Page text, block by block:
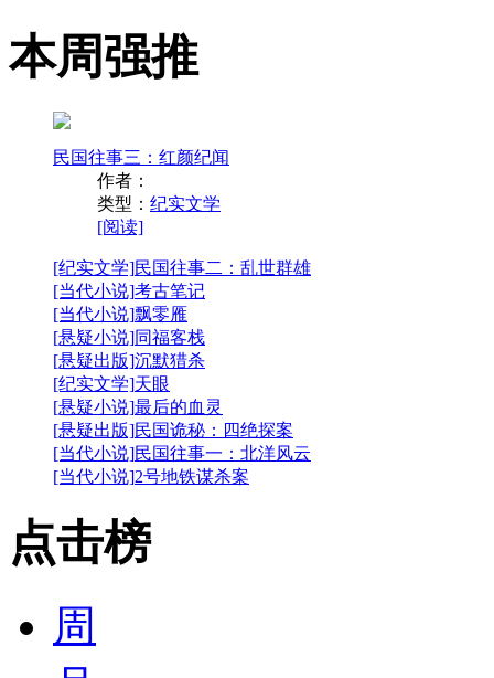
本周强推
民国往事三：红颜纪闻
作者：
类型： 纪实文学
[阅读]
[纪实文学]民国往事二：乱世群雄
[当代小说]考古笔记
[当代小说]飘零雁
[悬疑小说]同福客栈
[悬疑出版]沉默猎杀
[纪实文学]天眼
[悬疑小说]最后的血灵
[悬疑出版]民国诡秘：四绝探案
[当代小说]民国往事一：北洋风云
[当代小说]2号地铁谋杀案
点击榜
周